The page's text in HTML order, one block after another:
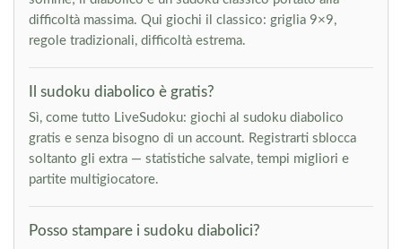
difficoltà massima. Qui giochi il classico: griglia 9×9,
regole tradizionali, difficoltà estrema.
Il sudoku diabolico è gratis?
Sì, come tutto LiveSudoku: giochi al sudoku diabolico
gratis e senza bisogno di un account. Registrarti sblocca
soltanto gli extra — statistiche salvate, tempi migliori e
partite multigiocatore.
Posso stampare i sudoku diabolici?